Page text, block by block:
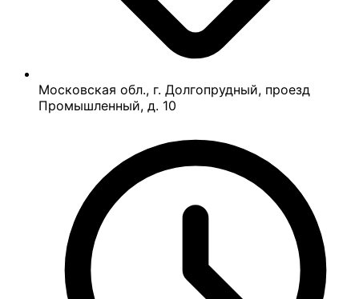
Московская обл., г. Долгопрудный, проезд
Промышленный, д. 10